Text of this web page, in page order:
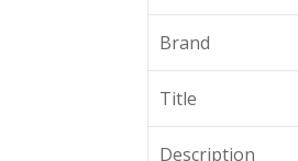
Brand
Title
Description